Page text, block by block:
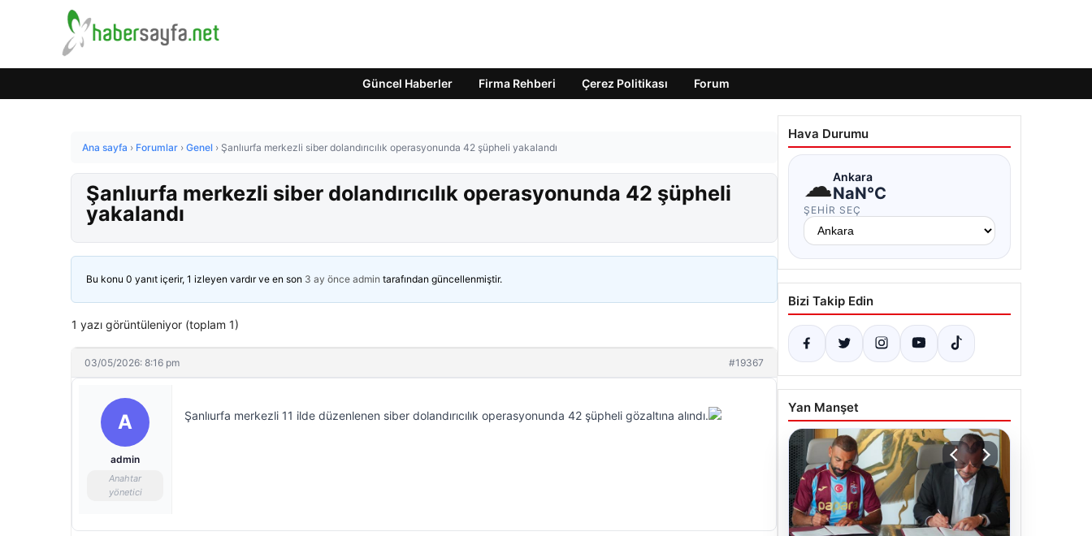
Güncel Haberler Firma Rehberi Çerez Politikası Forum
Ana sayfa › Forumlar › Genel › Şanlıurfa merkezli siber dolandırıcılık operasyonunda 42 şüpheli yakalandı
Şanlıurfa merkezli siber dolandırıcılık operasyonunda 42 şüpheli
yakalandı
Bu konu 0 yanıt içerir, 1 izleyen vardır ve en son 3 ay önce admin tarafından güncellenmiştir.
1 yazı görüntüleniyor (toplam 1)
03/05/2026: 8:16 pm #19367
A
admin
Anahtar
yönetici
Şanlıurfa merkezli 11 ilde düzenlenen siber dolandırıcılık operasyonunda 42 şüpheli gözaltına alındı.
Hava Durumu
☁Ankara
NaN°C
ŞEHIR SEÇ
Bizi Takip Edin
Yan Manşet